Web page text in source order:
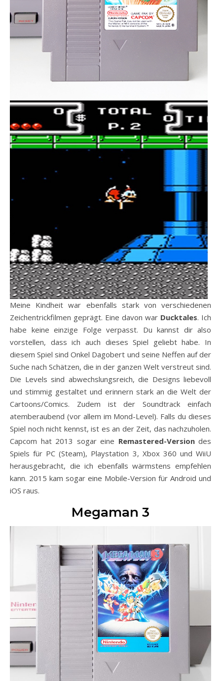
Meine Kindheit war ebenfalls stark von verschiedenen
Zeichentrickfilmen geprägt. Eine davon war Ducktales. Ich
habe keine einzige Folge verpasst. Du kannst dir also
vorstellen, dass ich auch dieses Spiel geliebt habe. In
diesem Spiel sind Onkel Dagobert und seine Neffen auf der
Suche nach Schätzen, die in der ganzen Welt verstreut sind.
Die Levels sind abwechslungsreich, die Designs liebevoll
und stimmig gestaltet und erinnern stark an die Welt der
Cartoons/Comics. Zudem ist der Soundtrack einfach
atemberaubend (vor allem im Mond-Level). Falls du dieses
Spiel noch nicht kennst, ist es an der Zeit, das nachzuholen.
Capcom hat 2013 sogar eine Remastered-Versiondes
Spiels für PC (Steam), Playstation 3, Xbox 360 und WiiU
herausgebracht, die ich ebenfalls wärmstens empfehlen
kann. 2015 kam sogar eine Mobile-Version für Android und
iOS raus.
Megaman 3